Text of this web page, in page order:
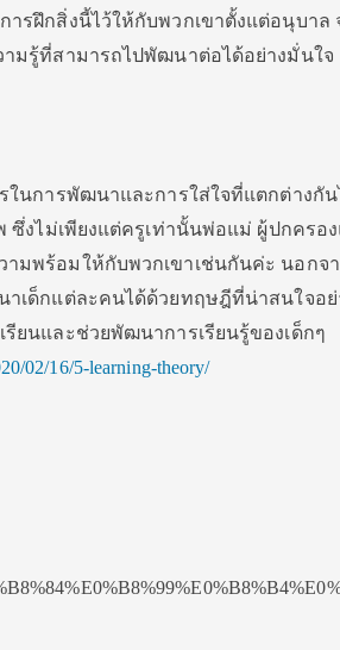
รฝึกสิ่งนี้ไว้ให้กับพวกเขาตั้งแต่อนุบาล
มรู้ที่สามารถไปพัฒนาต่อได้อย่างมั่นใจ
ในการพัฒนาและการใส่ใจที่แตกต่างกั
ซึ่งไม่เพียงแต่ครูเท่านั้นพ่อแม่ ผู้ปกครอ
มพร้อมให้กับพวกเขาเช่นกันค่ะ นอกจ
เด็กแต่ละคนได้ด้วยทฤษฎีที่น่าสนใจอย่
ยนและช่วยพัฒนาการเรียนรู้ของเด็กๆ
02/16/5-learning-theory/